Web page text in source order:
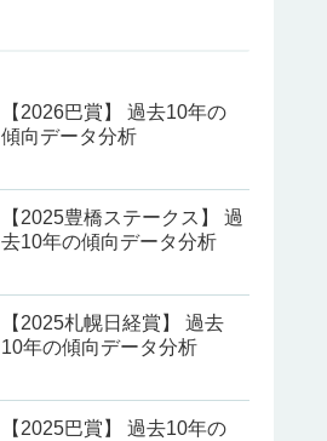
【2026巴賞】 過去10年の
傾向データ分析
【2025豊橋ステークス】 過
去10年の傾向データ分析
【2025札幌日経賞】 過去
10年の傾向データ分析
【2025巴賞】 過去10年の